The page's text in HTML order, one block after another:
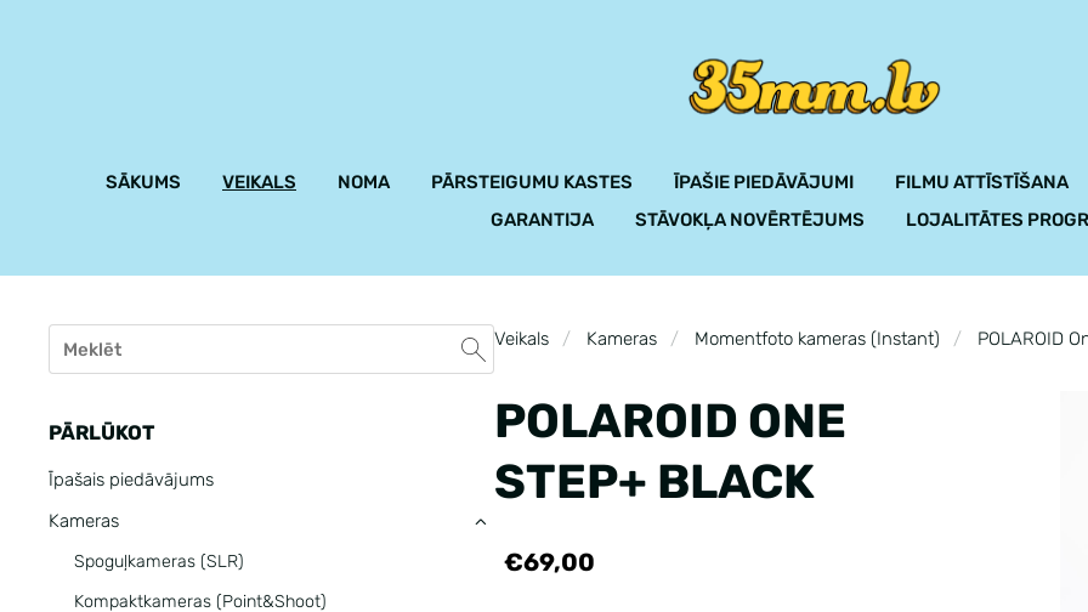
SĀKUMS VEIKALS NOMA PĀRSTEIGUMU KASTES ĪPAŠIE PIEDĀVĀJUMI
FILMU ATTĪSTĪŠANA
GARANTIJA
STĀVOKĻA NOVĒRTĒJUMS LOJALITĀTES
PĀRLŪKOT
Īpašais piedāvājums
Kameras
Spoguļkameras (SLR)
Kompaktkameras (Point&Shoot)
›
Veikals Kameras Momentfoto kameras (Instant) POLAROID
POLAROID ONE
STEP+ BLACK
€69,00